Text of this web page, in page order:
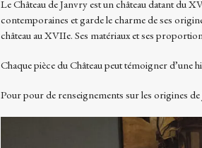
Le Château de Janvry est un château datant du
contemporaines et garde le charme de ses
château au XVIIe. Ses matériaux et ses
Chaque pièce du Château peut témoigner d’une
Pour pour de renseignements sur les origines